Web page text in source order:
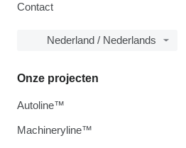
Contact
Nederland / Nederlands
Onze projecten
Autoline™
Machineryline™